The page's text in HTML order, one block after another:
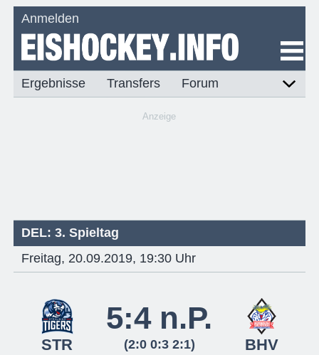
Anmelden
Ergebnisse Transfers Forum
Anzeige
DEL: 3. Spieltag
Freitag, 20.09.2019, 19:30 Uhr
STR
5:4 n.P.
(2:0 0:3 2:1) BHV